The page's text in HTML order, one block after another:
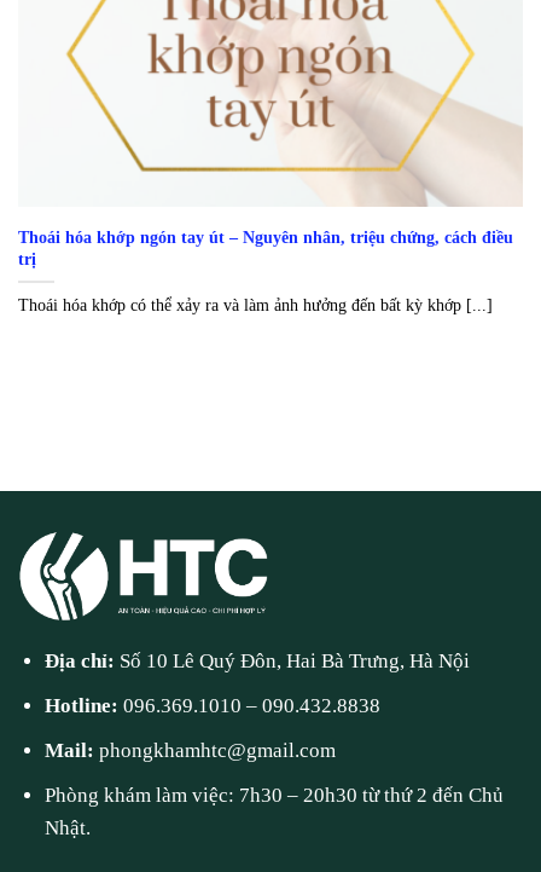
Thoái hóa khớp ngón tay út – Nguyên nhân, triệu chứng, cách điều
trị
Thoái hóa khớp có thể xảy ra và làm ảnh hưởng đến bất kỳ khớp [...]
Địa chỉ: Số 10 Lê Quý Đôn, Hai Bà Trưng, Hà Nội
Hotline:096.369.1010 –090.432.8838
Mail:phongkhamhtc@gmail.com
Phòng khám làm việc: 7h30 – 20h30 từ thứ 2 đến Chủ
Nhật.